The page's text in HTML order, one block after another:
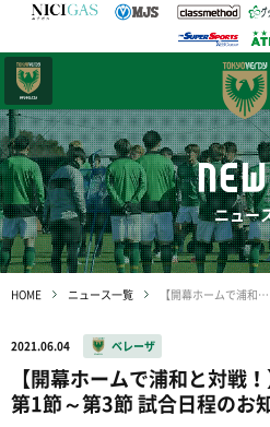
ニュー
HOME ニュース一覧 【開幕ホームで浦和と対戦！】2021-22 WEリーグ 第1節～第3節 試合日程のお知らせ
2021.06.04 ベレーザ
【開幕ホームで浦和と対戦
第1節～第3節 試合日程のお